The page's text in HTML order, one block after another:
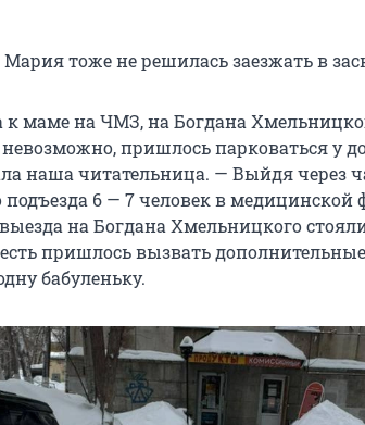
тоже не решилась заезжать в
к маме на ЧМЗ, на Богдана
пришлось парковаться у
наша читательница. — Выйдя через
подъезда 6 — 7 человек в медицинской
на Богдана Хмельницкого
пришлось вызвать
бабуленьку.